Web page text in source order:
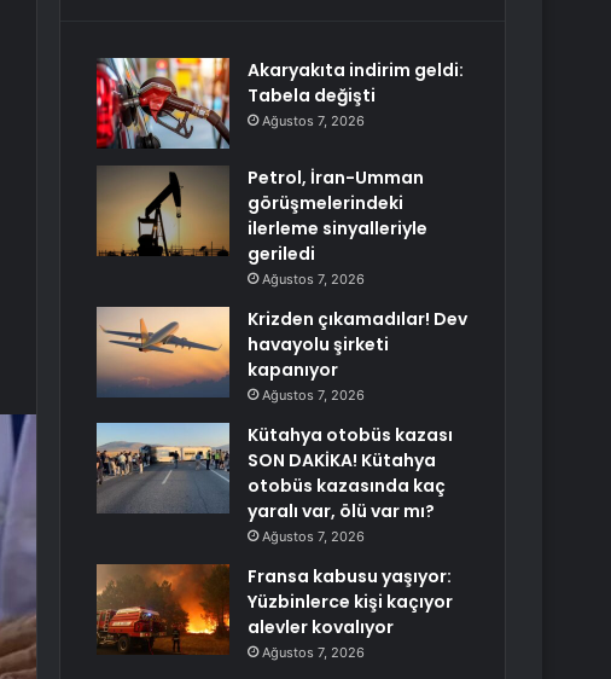
Akaryakıta indirim geldi:
Tabela değişti
Ağustos 7, 2026
Petrol, İran-Umman
görüşmelerindeki
ilerleme sinyalleriyle
geriledi
Ağustos 7, 2026
Krizden çıkamadılar! Dev
havayolu şirketi
kapanıyor
Ağustos 7, 2026
Kütahya otobüs kazası
SON DAKİKA! Kütahya
otobüs kazasında kaç
yaralı var, ölü var mı?
Ağustos 7, 2026
Fransa kabusu yaşıyor:
Yüzbinlerce kişi kaçıyor
alevler kovalıyor
Ağustos 7, 2026